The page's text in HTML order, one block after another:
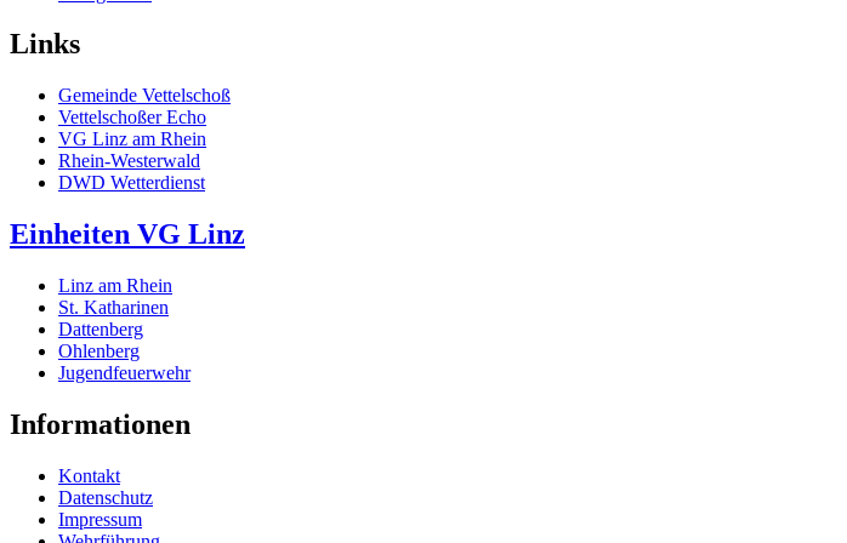
Links
Gemeinde Vettelschoß
Vettelschoßer Echo
VG Linz am Rhein
Rhein-Westerwald
DWD Wetterdienst
Einheiten VG Linz
Linz am Rhein
St. Katharinen
Dattenberg
Ohlenberg
Jugendfeuerwehr
Informationen
Kontakt
Datenschutz
Impressum